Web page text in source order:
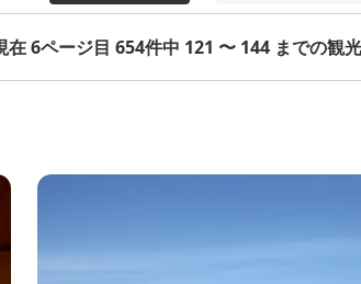
在 6ページ目 654件中 121 〜 144 までの観